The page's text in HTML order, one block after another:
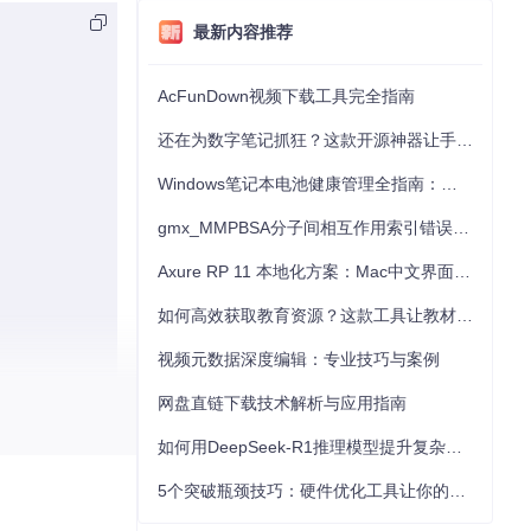
最新内容推荐
AcFunDown视频下载工具完全指南
视频元数据深度编辑：专业技巧与案例
网盘直链下载技术解析与应用指南